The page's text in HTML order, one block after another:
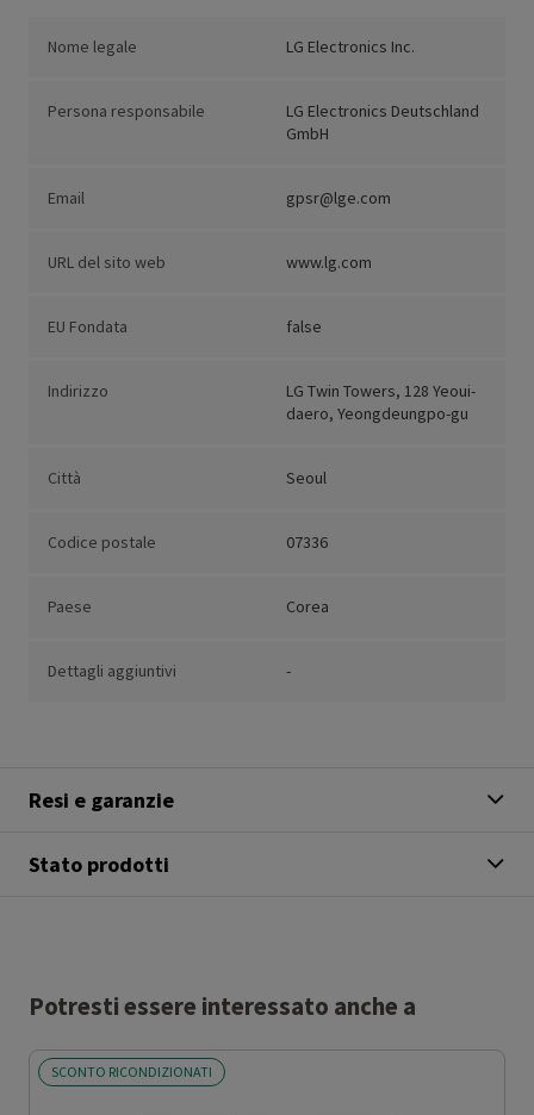
Nome legale LG Electronics Inc.
Persona responsabile
LG Electronics Deutschland
GmbH
Email gpsr@lge.com
URL del sito web www.lg.com
EU Fondata false
Indirizzo
LG Twin Towers, 128 Yeoui-
daero, Yeongdeungpo-gu
Città Seoul
Codice postale 07336
Paese Corea
Dettagli aggiuntivi -
Resi e garanzie
Stato prodotti
Potresti essere interessato anche a
SCONTO RICONDIZIONATI